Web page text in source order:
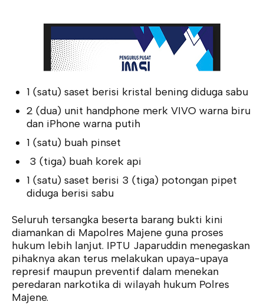
1 (satu) saset berisi kristal bening diduga sabu
2 (dua) unit handphone merk VIVO warna biru
dan iPhone warna putih
1 (satu) buah pinset
3 (tiga) buah korek api
1 (satu) saset berisi 3 (tiga) potongan pipet
diduga berisi sabu
Seluruh tersangka beserta barang bukti kini
diamankan di Mapolres Majene guna proses
hukum lebih lanjut. IPTU Japaruddin menegaskan
pihaknya akan terus melakukan upaya-upaya
represif maupun preventif dalam menekan
peredaran narkotika di wilayah hukum Polres
Majene.